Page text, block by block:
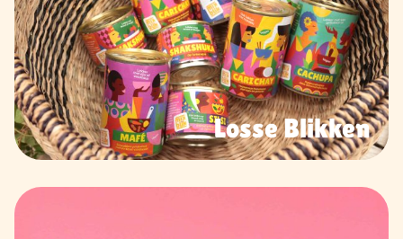
Losse Blikken